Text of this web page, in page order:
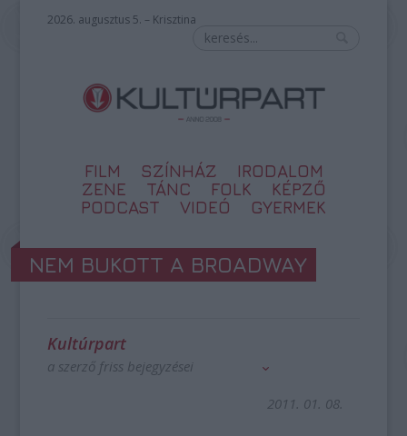
2026. augusztus 5. – Krisztina
FILM SZÍNHÁZ
IRODALOM
ZENE
TÁNC FOLK
KÉPZŐ
PODCAST
VIDEÓ GYERMEK
NEM BUKOTT A BROADWAY
Kultúrpart
a szerző friss bejegyzései
2011. 01. 08.